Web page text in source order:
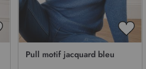
AJOUTER
Pull motif jacquard bleu